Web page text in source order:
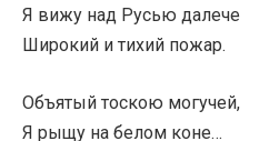
Я вижу над Русью далече
Широкий и тихий пожар.
Объятый тоскою могучей,
Я рыщу на белом коне…